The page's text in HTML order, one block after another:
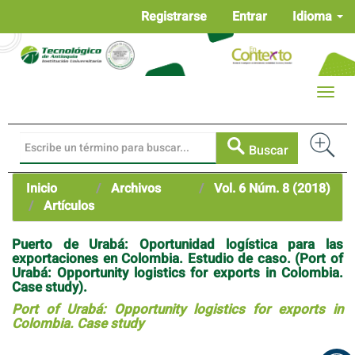
Contenido
principal
Idioma
Registrarse Entrar
Buscar
Toggle
Inicio Archivos
Vol. 6 Núm. 8 (2018)
Artículos
Puerto de Urabá: Oportunidad logística para las
exportaciones en Colombia. Estudio de caso. (Port of
Urabá: Opportunity logistics for exports in Colombia.
Case study).
Port of Urabá: Opportunity logistics for exports in
Colombia. Case study